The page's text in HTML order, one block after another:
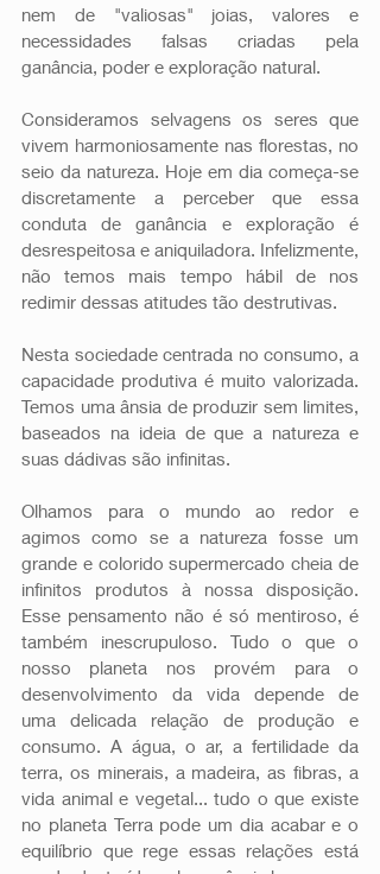
nem de "valiosas" joias, valores e
necessidades falsas criadas pela
ganância, poder e exploração natural.
Consideramos selvagens os seres que
vivem harmoniosamente nas florestas, no
seio da natureza. Hoje em dia começa-se
discretamente a perceber que essa
conduta de ganância e exploração é
desrespeitosa e aniquiladora. Infelizmente,
não temos mais tempo hábil de nos
redimir dessas atitudes tão destrutivas.
Nesta sociedade centrada no consumo, a
capacidade produtiva é muito valorizada.
Temos uma ânsia de produzir sem limites,
baseados na ideia de que a natureza e
suas dádivas são infinitas.
Olhamos para o mundo ao redor e
agimos como se a natureza fosse um
grande e colorido supermercado cheia de
infinitos produtos à nossa disposição.
Esse pensamento não é só mentiroso, é
também inescrupuloso. Tudo o que o
nosso planeta nos provém para o
desenvolvimento da vida depende de
uma delicada relação de produção e
consumo. A água, o ar, a fertilidade da
terra, os minerais, a madeira, as fibras, a
vida animal e vegetal... tudo o que existe
no planeta Terra pode um dia acabar e o
equilíbrio que rege essas relações está